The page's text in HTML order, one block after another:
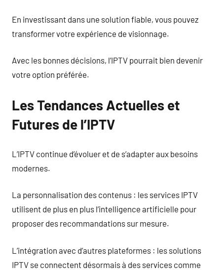
En investissant dans une solution fiable, vous pouvez
transformer votre expérience de visionnage.
Avec les bonnes décisions, l’IPTV pourrait bien devenir
votre option préférée.
Les Tendances Actuelles et
Futures de l’IPTV
L’IPTV continue d’évoluer et de s’adapter aux besoins
modernes.
La personnalisation des contenus : les services IPTV
utilisent de plus en plus l’intelligence artificielle pour
proposer des recommandations sur mesure.
L’intégration avec d’autres plateformes : les solutions
IPTV se connectent désormais à des services comme